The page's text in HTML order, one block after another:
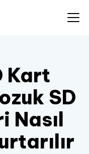
Kart
SD
Nasıl